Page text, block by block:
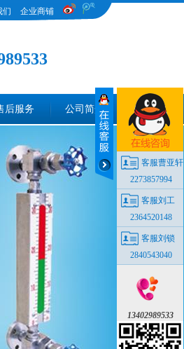
们 企业商铺
后服务 公司简介
客服曹亚轩
2273857994
客服刘工
2364520148
客服刘锁
2840543040
13402989533